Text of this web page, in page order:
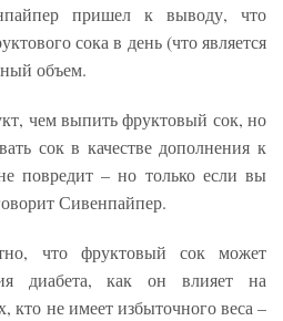
пришел к выводу, что
сока в день (что является
объем.
чем выпить фруктовый сок, но
сок в качестве дополнения к
повредит – но только если вы
Сивенпайпер.
что фруктовый сок может
диабета, как он влияет на
кто не имеет избыточного веса –